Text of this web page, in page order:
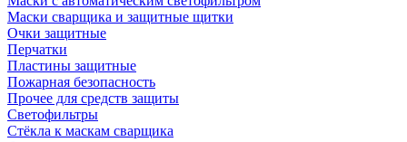
Маски сварщика и защитные щитки
Очки защитные
Перчатки
Пластины защитные
Пожарная безопасность
Прочее для средств защиты
Светофильтры
Стёкла к маскам сварщика